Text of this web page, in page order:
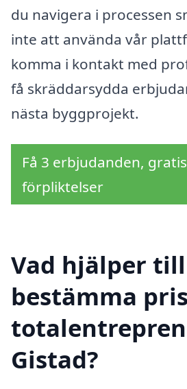
du navigera i processen
inte att använda vår
komma i kontakt med
få skräddarsydda
nästa byggprojekt.
Få 3 erbjudanden,
förpliktelser
Vad hjälper
bestämma
Gistad?